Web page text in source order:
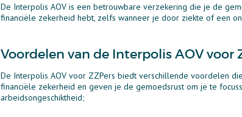
De Interpolis AOV is een betrouwbare verzekering die je de
financiële zekerheid hebt, zelfs wanneer je door ziekte of een
Voordelen van de Interpolis AOV voor
De Interpolis AOV voor ZZPers biedt verschillende voordelen
financiële zekerheid en geven je de gemoedsrust om je te
arbeidsongeschiktheid;